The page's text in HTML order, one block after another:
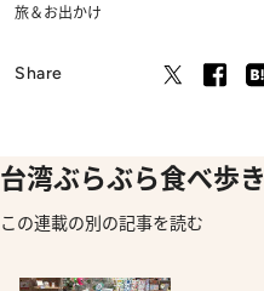
旅＆お出かけ
Share
台湾ぶらぶら食べ歩き
この連載の別の記事を読む